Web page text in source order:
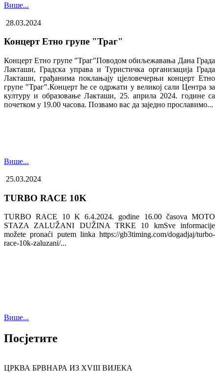
Више...
28.03.2024
Концерт Етно групе "Траг"
Концерт Етно групе "Траг"Поводом обиљежавања Дана Града
Лакташи, Градска управа и Туристичка организација Града
Лакташи, грађанима поклањају цјеловечерњи концерт Етно
групе "Траг".Концерт ће се одржати у великој сали Центра за
културу и образовање Лакташи, 25. априла 2024. године са
почетком у 19.00 часова. Позвамо вас да заједно прославимо...
Више...
25.03.2024
TURBO RACE 10K
TURBO RACE 10 K 6.4.2024. godine 16.00 časova MOTO
STAZA ZALUŽANI DUŽINA TRKE 10 kmSve informacije
možete pronaći putem linka https://gb3timing.com/dogadjaj/turbo-
race-10k-zaluzani/...
Више...
Посјетите
ЦРКВА БРВНАРА ИЗ XVIII ВИЈЕКА